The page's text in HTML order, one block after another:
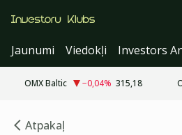
Jaunumi
Viedokļi Investors
OMX Baltic −0,04% 315,18
Atpakaļ